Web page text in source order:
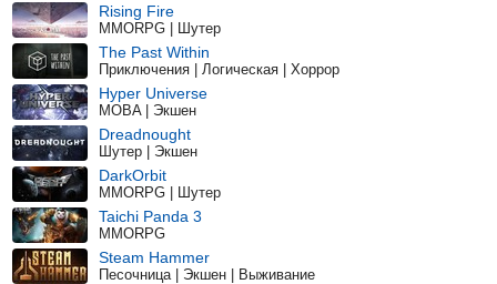
Rising Fire
MMORPG | Шутер
The Past Within
Приключения | Логическая | Хоррор
Hyper Universe
MOBA | Экшен
Dreadnought
Шутер | Экшен
DarkOrbit
MMORPG | Шутер
Taichi Panda 3
MMORPG
Steam Hammer
Песочница | Экшен | Выживание